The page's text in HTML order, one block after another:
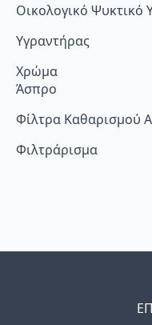
Οικολογικό Ψυκτικό
Υγραντήρας
Χρώμα
Άσπρο
Φίλτρα Καθαρισμού
Φιλτράρισμα